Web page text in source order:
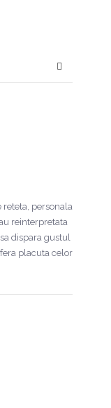
reteta, personala
reinterpretata
dispara gustul
placuta celor